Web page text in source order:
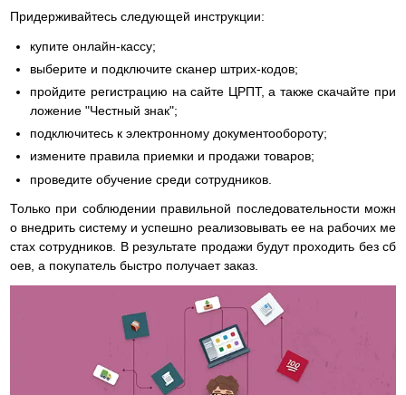
Придерживайтесь следующей инструкции:
купите онлайн-кассу;
выберите и подключите сканер штрих-кодов;
пройдите регистрацию на сайте ЦРПТ, а также скачайте при
ложение "Честный знак";
подключитесь к электронному документообороту;
измените правила приемки и продажи товаров;
проведите обучение среди сотрудников.
Только при соблюдении правильной последовательности можн
о внедрить систему и успешно реализовывать ее на рабочих ме
стах сотрудников. В результате продажи будут проходить без сб
оев, а покупатель быстро получает заказ.